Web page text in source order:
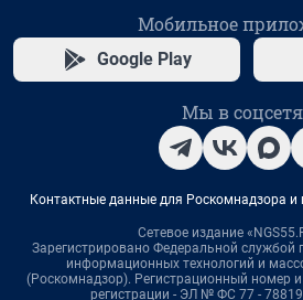
Мобильное
Google Play
Мы в
Контактные данные для Роскомнадзора и
Сетевое издание
Зарегистрировано Федеральной службой
информационных технологий и
(Роскомнадзор). Регистрационный номер
регистрации - ЭЛ № ФС 77 - 78819